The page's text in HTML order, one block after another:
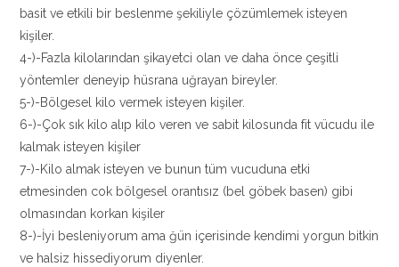
basit ve etkili bir beslenme şekiliyle çözümlemek isteyen
kişiler.
4-)-Fazla kilolarından şikayetci olan ve daha önce çeşitli
yöntemler deneyip hüsrana uğrayan bireyler.
5-)-Bölgesel kilo vermek isteyen kişiler.
6-)-Çok sık kilo alıp kilo veren ve sabit kilosunda fit vücudu ile
kalmak isteyen kişiler
7-)-Kilo almak isteyen ve bunun tüm vucuduna etki
etmesinden cok bölgesel orantısız (bel göbek basen) gibi
olmasından korkan kişiler
8-)-İyi besleniyorum ama ğün içerisinde kendimi yorgun bitkin
ve halsiz hissediyorum diyenler.